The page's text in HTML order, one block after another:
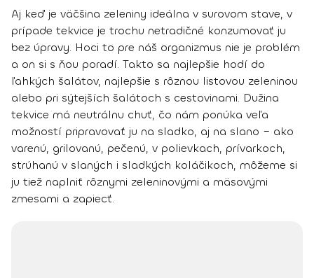
Aj keď je väčšina zeleniny ideálna v surovom stave, v
prípade tekvice je trochu netradičné konzumovať ju
bez úpravy. Hoci to pre náš organizmus nie je problém
a on si s ňou poradí. Takto sa najlepšie hodí do
ľahkých šalátov, najlepšie s rôznou listovou zeleninou
alebo pri sýtejších šalátoch s cestovinami. Dužina
tekvice má neutrálnu chuť, čo nám ponúka veľa
možností pripravovať ju na sladko, aj na slano – ako
varenú, grilovanú, pečenú, v polievkach, prívarkoch,
strúhanú v slaných i sladkých koláčikoch, môžeme si
ju tiež naplniť rôznymi zeleninovými a mäsovými
zmesami a zapiecť.